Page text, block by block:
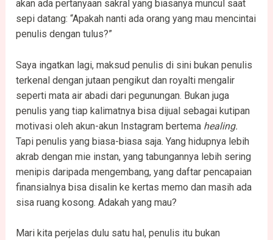
akan ada pertanyaan sakral yang biasanya muncul saat
sepi datang: “Apakah nanti ada orang yang mau mencintai
penulis dengan tulus?”
Saya ingatkan lagi, maksud penulis di sini bukan penulis
terkenal dengan jutaan pengikut dan royalti mengalir
seperti mata air abadi dari pegunungan. Bukan juga
penulis yang tiap kalimatnya bisa dijual sebagai kutipan
motivasi oleh akun-akun Instagram bertema healing.
Tapi penulis yang biasa-biasa saja. Yang hidupnya lebih
akrab dengan mie instan, yang tabungannya lebih sering
menipis daripada mengembang, yang daftar pencapaian
finansialnya bisa disalin ke kertas memo dan masih ada
sisa ruang kosong. Adakah yang mau?
Mari kita perjelas dulu satu hal, penulis itu bukan